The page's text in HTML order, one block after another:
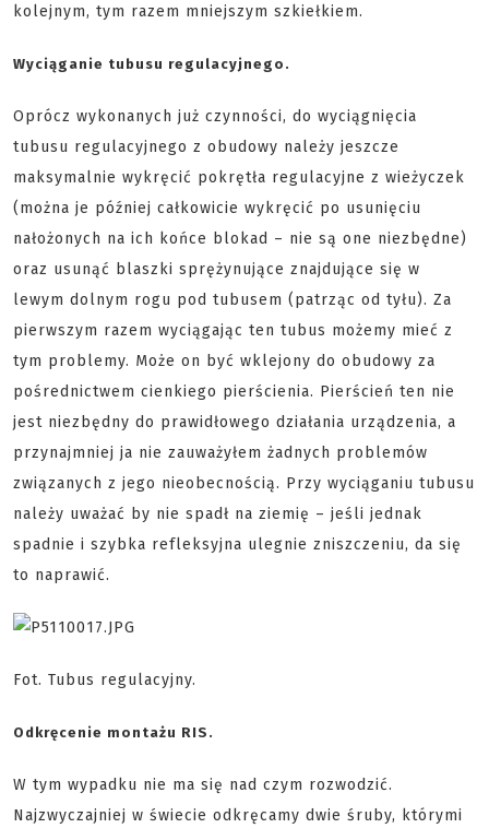
kolejnym, tym razem mniejszym szkiełkiem.
Wyciąganie tubusu regulacyjnego.
Oprócz wykonanych już czynności, do wyciągnięcia
tubusu regulacyjnego z obudowy należy jeszcze
maksymalnie wykręcić pokrętła regulacyjne z wieżyczek
(można je później całkowicie wykręcić po usunięciu
nałożonych na ich końce blokad – nie są one niezbędne)
oraz usunąć blaszki sprężynujące znajdujące się w
lewym dolnym rogu pod tubusem (patrząc od tyłu). Za
pierwszym razem wyciągając ten tubus możemy mieć z
tym problemy. Może on być wklejony do obudowy za
pośrednictwem cienkiego pierścienia. Pierścień ten nie
jest niezbędny do prawidłowego działania urządzenia, a
przynajmniej ja nie zauważyłem żadnych problemów
związanych z jego nieobecnością. Przy wyciąganiu tubusu
należy uważać by nie spadł na ziemię – jeśli jednak
spadnie i szybka refleksyjna ulegnie zniszczeniu, da się
to naprawić.
Fot. Tubus regulacyjny.
Odkręcenie montażu RIS.
W tym wypadku nie ma się nad czym rozwodzić.
Najzwyczajniej w świecie odkręcamy dwie śruby, którymi